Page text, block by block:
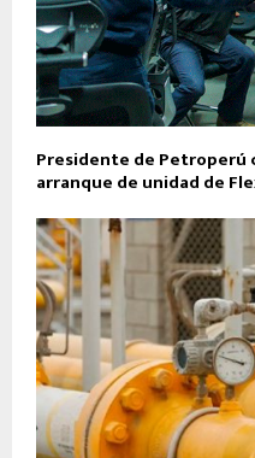
Presidente de Petroperú
arranque de unidad de